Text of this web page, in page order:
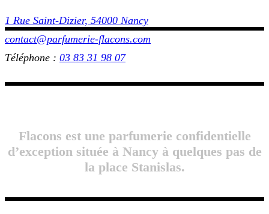
1 Rue Saint-Dizier, 54000 Nancy
contact@parfumerie-flacons.com
Téléphone : 03 83 31 98 07
Flacons est une parfumerie confidentielle
d’exception située à Nancy à quelques pas de
la place Stanislas.